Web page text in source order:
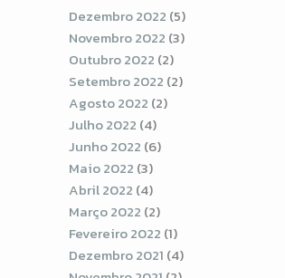
Dezembro 2022 (5)
Novembro 2022 (3)
Outubro 2022 (2)
Setembro 2022 (2)
Agosto 2022 (2)
Julho 2022 (4)
Junho 2022 (6)
Maio 2022 (3)
Abril 2022 (4)
Março 2022 (2)
Fevereiro 2022 (1)
Dezembro 2021 (4)